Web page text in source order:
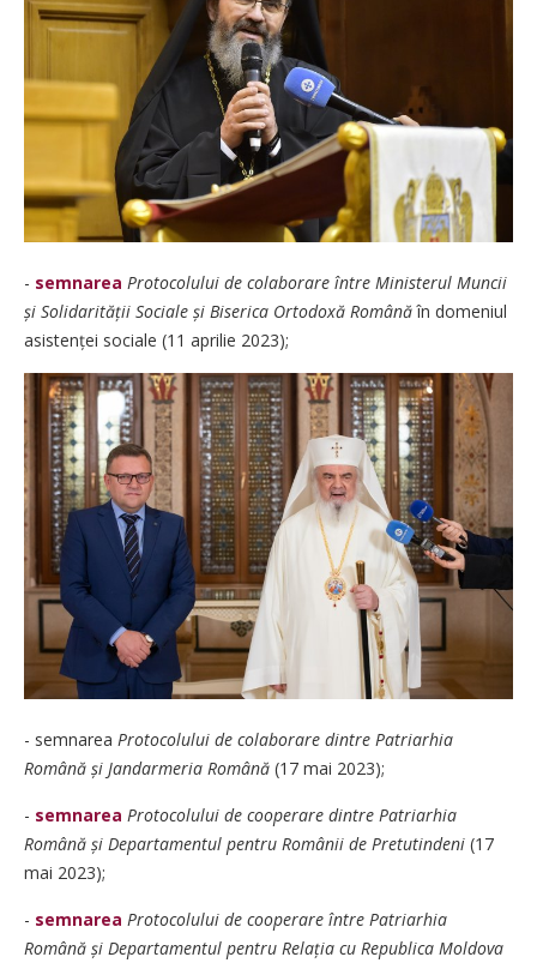
- semnarea Protocolului de colaborare între Ministerul Muncii
și Solidarității Sociale și Biserica Ortodoxă Românăîn domeniul
asistenței sociale (11 aprilie 2023);
- semnarea Protocolului de colaborare dintre Patriarhia
Română și Jandarmeria Română (17 mai 2023);
- semnarea Protocolului de cooperare dintre Patriarhia
Română și Departamentul pentru Românii de Pretutindeni (17
mai 2023);
- semnarea Protocolului de cooperare între Patriarhia
Română și Departamentul pentru Relația cu Republica Moldova